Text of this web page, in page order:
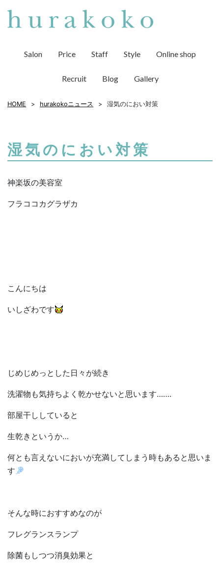
Salon Price Staff Style Online shop
Recruit Blog Gallery
HOME hurakokoニュース 湿気のにおい対策
湿気のにおい対策
神楽坂の美容室
フラココカグラザカ
こんにちは
いしざわです
じめじめっとした日々が続き
洗濯物も気持ちよく乾かせないと思います…….
部屋干ししていると
生乾きというか…
何とも言えないにおいが充満してしまう時もあると思いま
す
そんな時におすすめなのが
フレグランスランプ
除菌もしつつ消臭効果と